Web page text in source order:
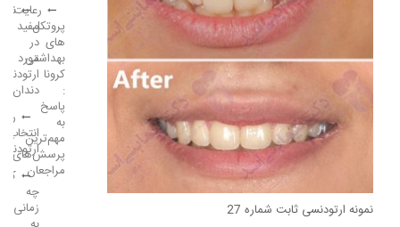
نمونه ارتودنسی ثابت شماره 27
رعایت
پروتکل
های
بهداشتی
کرونا
:
پاسخ
به
مهم‌ترین
پرسش‌های
مراجعان
مفید
در
مورد
دندان
انتخاب
چه
زمانی